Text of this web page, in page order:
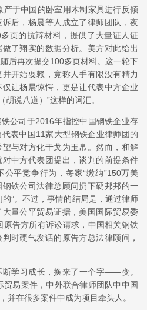
于中国的卧室用木制家具进行反倾
后，杨晨等人成立了律师团队，夜
页的抗辩材料，提供了大量证人证
了翔实的数据分析。美方对此给出
后再次提交100多页材料。这一轮下
开始耍赖，竟称人手有限没有精力
让杨晨惊愕，更是让代表中方企业
说八道）”这样的词汇。
公司于2016年指控中国钢铁企业存
表中国11家大型钢铁企业律师团的
与对方化干戈为玉帛。然而，和解
中方代表团提出，谈判的前提条件
平竞争行为，每家“缴纳”150万美
铁公司法律总顾问扔下硬邦邦的一
”。不过，事情的结局是，通过律师
量公平贸易证据，美国国际贸易委
原告方所有诉讼请求，中国相关钢铁
时硬气发话的原告方总法律顾问，
学习成长，换来了一个字——变。
易案件，中外联合律师团队中中国
并在很多案件中成为项目牵头人。